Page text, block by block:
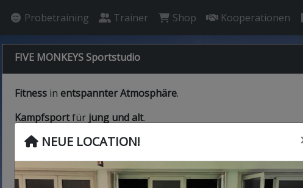
Probetraining Trainer Shop Kooperationen
FIVE MONKEYS Sportstudio
Fitness in entspannter Atmosphäre.
Kampfsportfür jung und alt.
Ohne Poser und Knochenbrecher –
Melde Dich noch heute zumProbetrainingbei einem unserer
NEUE LOCATION!